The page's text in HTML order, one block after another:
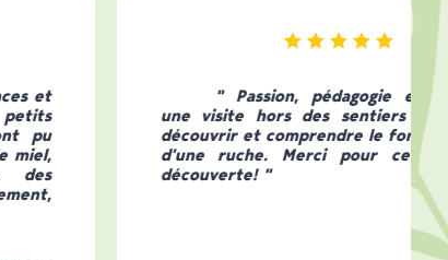
" Passion, pédagogie et patience…
une visite hors des sentiers battus pour
découvrir et comprendre le fonctionnement
d’une ruche. Merci pour cette agréable
découverte! "